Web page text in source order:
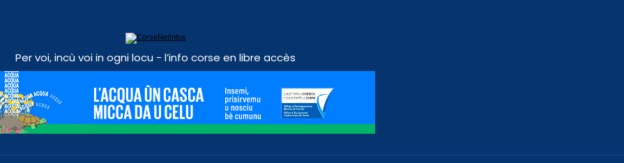
Per voi, incù voi in ogni locu - l’info corse en libre accès